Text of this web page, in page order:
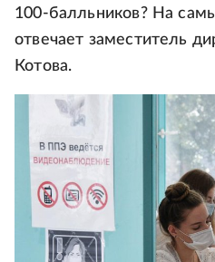
100-балльников? На
отвечает заместитель
Котова.